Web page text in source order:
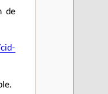
de